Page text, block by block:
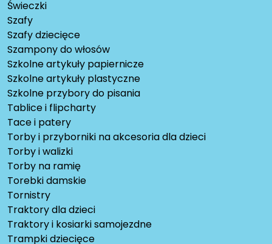
Świeczki
Szafy
Szafy dziecięce
Szampony do włosów
Szkolne artykuły papiernicze
Szkolne artykuły plastyczne
Szkolne przybory do pisania
Tablice i flipcharty
Tace i patery
Torby i przyborniki na akcesoria dla dzieci
Torby i walizki
Torby na ramię
Torebki damskie
Tornistry
Traktory dla dzieci
Traktory i kosiarki samojezdne
Trampki dziecięce